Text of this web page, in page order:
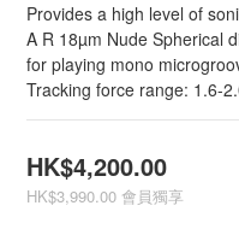
Provides a high level of
A R 18µm Nude Spherical
for playing mono
Tracking force range: 1.6-
HK$4,200.00
HK$3,990.00 會員獨享